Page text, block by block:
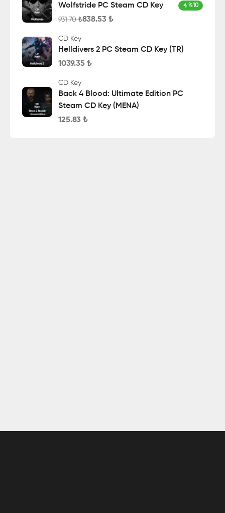
Wolfstride PC Steam CD Key % 10
931.70₺838.53 ₺
CD Key
Helldivers 2 PC Steam CD Key (TR)
1039.35 ₺
CD Key
Back 4 Blood: Ultimate Edition PC
Steam CD Key (MENA)
125.83 ₺